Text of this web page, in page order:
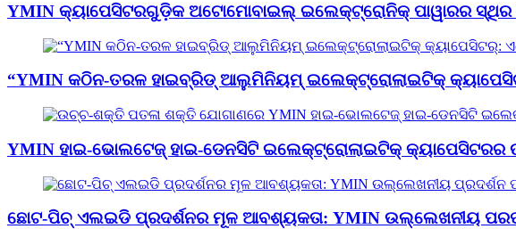
YMIN କ୍ୟାପେସିଟରଗୁଡ଼ିକ ଅଟୋମୋବାଇଲ୍ ଇଲେକ୍ଟ୍ରୋନିକ୍ ପାୱାରର ସ୍ଥିର
“YMIN କଠିନ-ତରଳ ହାଇବ୍ରିଡ୍ ଆଲୁମିନିୟମ୍ ଇଲେକ୍ଟ୍ରୋଲାଇଟିକ୍
YMIN ହାଇ-ଭୋଲଟେଜ୍ ହାଇ-ଡେନସିଟି ଇଲେକ୍ଟ୍ରୋଲାଇଟିକ୍ କ୍ୟାପେସିଟରର
ଛୋଟ-ପିଚ୍ ଏଲଇଡି ପ୍ରଦର୍ଶନର ମୂଳ ଆବଶ୍ୟକତା: YMIN ଉଲ୍ଲେଖନୀୟ